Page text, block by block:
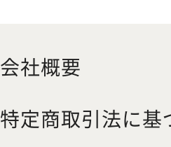
会社概要
特定商取引法に基